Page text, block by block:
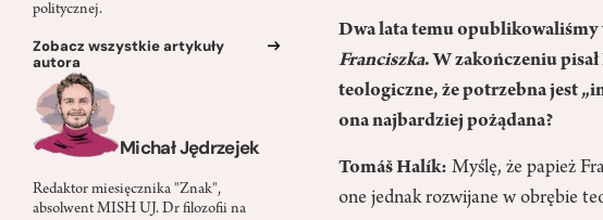
politycznej.
Zobacz wszystkie artykuły
autora
Michał Jędrzejek
Redaktor miesięcznika "Znak",
absolwent MISH UJ. Dr filozofii na
Dwa lata temu opublikowaliśmy
Franciszka. W zakończeniu
teologiczne, że potrzebna jest
ona najbardziej pożądana?
Tomáš Halík: Myślę, że papież
one jednak rozwijane w obrębie